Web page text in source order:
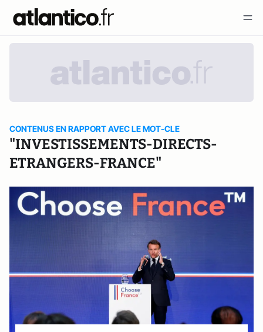
CONTENUS EN RAPPORT AVEC LE MOT-CLE
"INVESTISSEMENTS-DIRECTS-
ETRANGERS-FRANCE"